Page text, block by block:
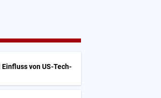
von US-Tech-